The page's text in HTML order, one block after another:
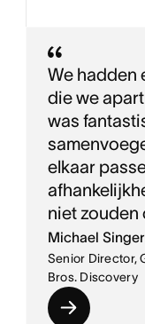
We hadden
die we
was
elkaar
niet zouden
Michael Singer
Senior Director,
Bros. Discovery